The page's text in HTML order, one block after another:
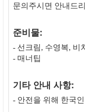
문의주시면 안내드
준비물:
- 선크림, 수영복, 비
- 매너팁
기타 안내 사항:
- 안전을 위해 한국